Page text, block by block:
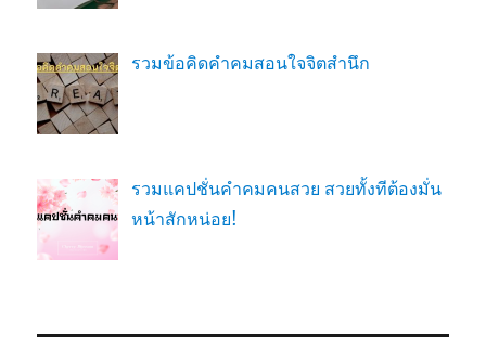
รวมข้อคิดคำคมสอนใจจิตสำนึก
รวมแคปชั่นคำคมคนสวย สวยทั้งทีต้องมั่น
หน้าสักหน่อย!